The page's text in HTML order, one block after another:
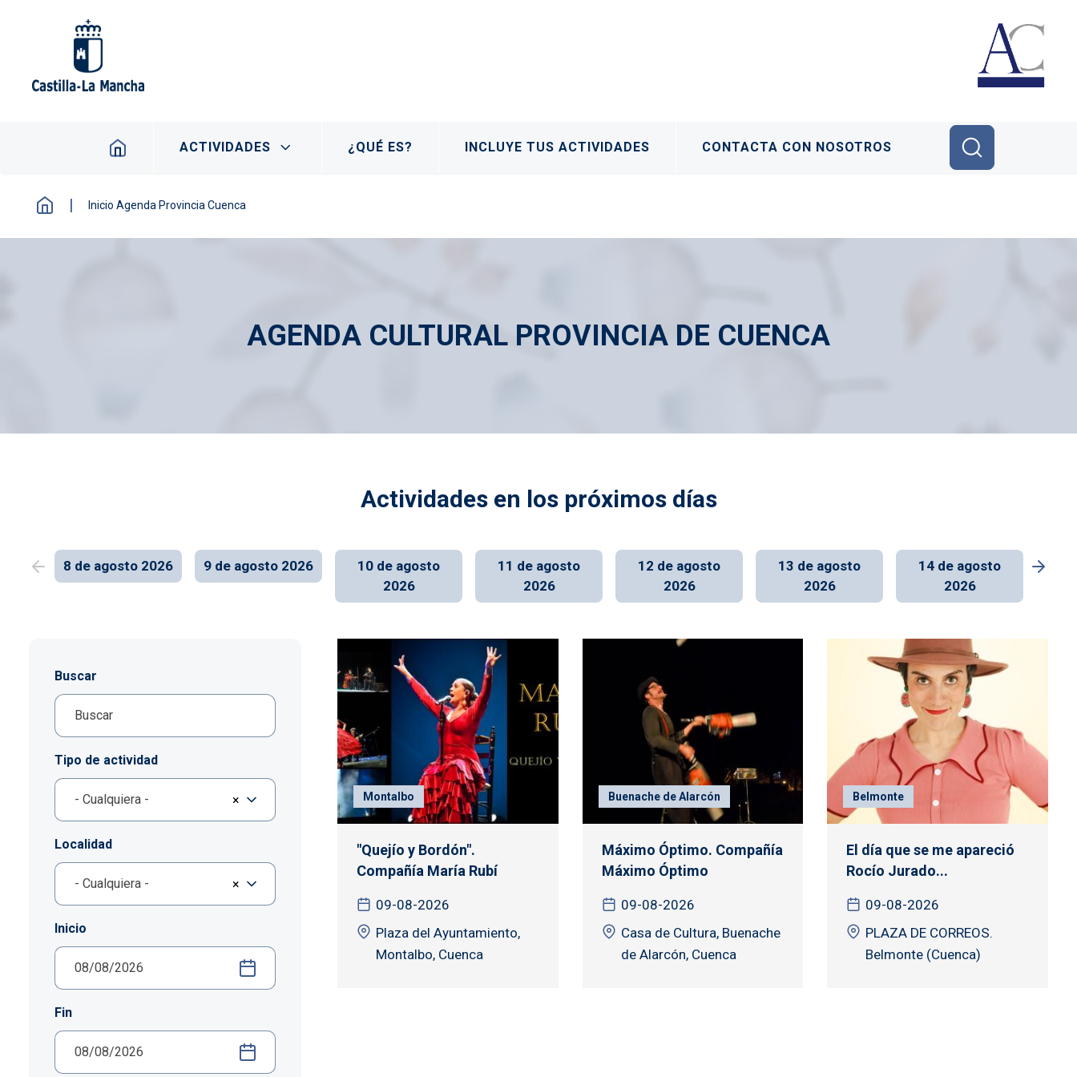
Navegación principal
ACTIVIDADES ¿QUÉ ES? INCLUYE TUS ACTIVIDADES CONTACTA CON NOSOTROS
Inicio Agenda Provincia Cuenca
AGENDA CULTURAL PROVINCIA DE CUENCA
Actividades en los próximos días
8 de agosto 2026 9 de agosto 2026
10 de agosto
2026
11 de agosto
2026
12 de agosto
2026
13 de agosto
2026
14 de agosto
2026
Buscar
Tipo de actividad
×
- Cualquiera -
Localidad
×
- Cualquiera -
Inicio
Fin
Montalbo
"Quejío y Bordón".
Compañía María Rubí
09-08-2026
Plaza del Ayuntamiento,
Montalbo, Cuenca
Buenache de Alarcón
Máximo Óptimo. Compañía
Máximo Óptimo
09-08-2026
Casa de Cultura, Buenache
de Alarcón, Cuenca
Belmonte
El día que se me apareció
Rocío Jurado...
09-08-2026
PLAZA DE CORREOS.
Belmonte (Cuenca)